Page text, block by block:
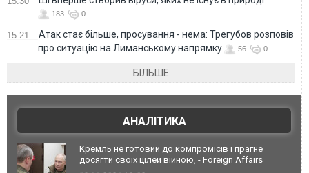
183 0
15:21
Атак стає більше, просування - нема: Трегубов розповів
про ситуацію на Лиманському напрямку
56 0
БІЛЬШЕ
АНАЛІТИКА
Кремль не готовий до компромісів і прагне
досягти своїх цілей війною, - Foreign Affairs